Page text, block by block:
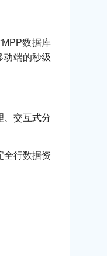
数据库
动端的秒级
、交互式分
全行数据资